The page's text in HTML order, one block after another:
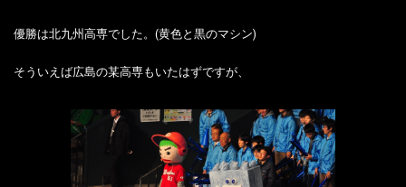
優勝は北九州高専でした。(黄色と黒のマシン)
そういえば広島の某高専もいたはずですが、